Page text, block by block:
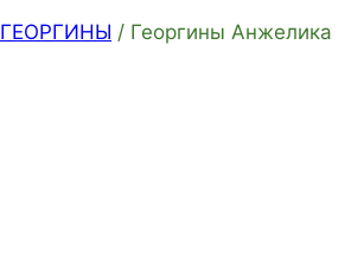
ГЕОРГИНЫ / Георгины Анжелика